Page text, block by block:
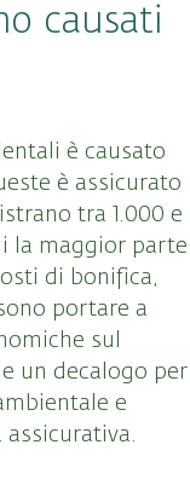
causati
è causato
è assicurato
tra 1.000 e
la maggior parte
di bonifica,
portare a
sul
un decalogo per
e